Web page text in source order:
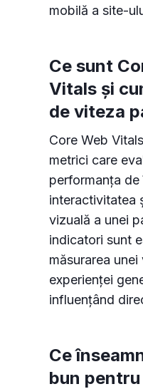
mobilă a site-
Ce sunt
Vitals și
de viteza
Core Web
metrici care
performanța de
interactivitatea
vizuală a unei
indicatori sunt
măsurarea
experienței
influențând
Ce
bun